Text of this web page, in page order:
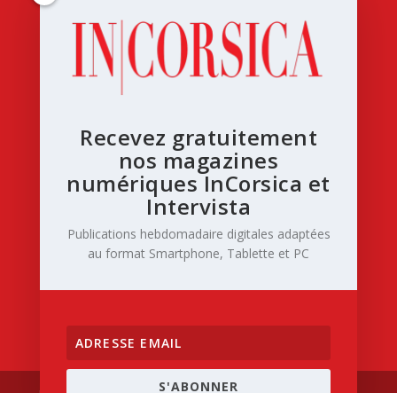
Recevez gratuitement
nos magazines
numériques InCorsica et
Intervista
Publications hebdomadaire digitales adaptées
au format Smartphone, Tablette et PC
S'ABONNER